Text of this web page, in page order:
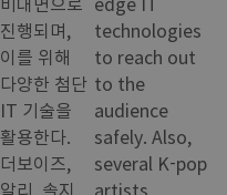
진행되며,
이를 위해
다양한 첨단
IT 기술을
활용한다.
더보이즈,
알리, 솔지
technologies
to reach out
to the
audience
safely. Also,
several K-pop
artists